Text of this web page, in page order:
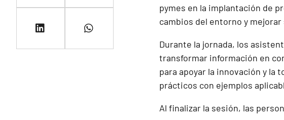
pymes en la implantación de
cambios del entorno y
Durante la jornada, los
transformar información en
para apoyar la innovación y la
prácticos con ejemplos
Al finalizar la sesión, las